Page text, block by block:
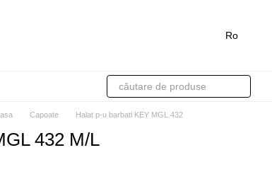
Ro
Capoate Halat p-u barbati KEY MGL 432
432 M/L